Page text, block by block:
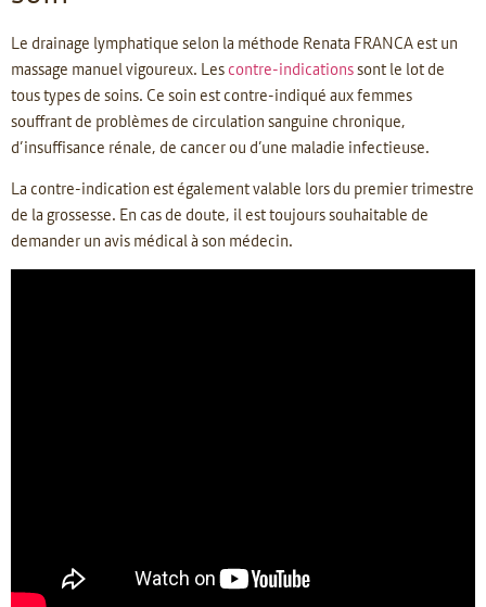
Le drainage lymphatique selon la méthode Renata FRANCA est un
massage manuel vigoureux. Les contre-indicationssont le lot de
tous types de soins. Ce soin est contre-indiqué aux femmes
souffrant de problèmes de circulation sanguine chronique,
d’insuffisance rénale, de cancer ou d’une maladie infectieuse.
La contre-indication est également valable lors du premier trimestre
de la grossesse. En cas de doute, il est toujours souhaitable de
demander un avis médical à son médecin.